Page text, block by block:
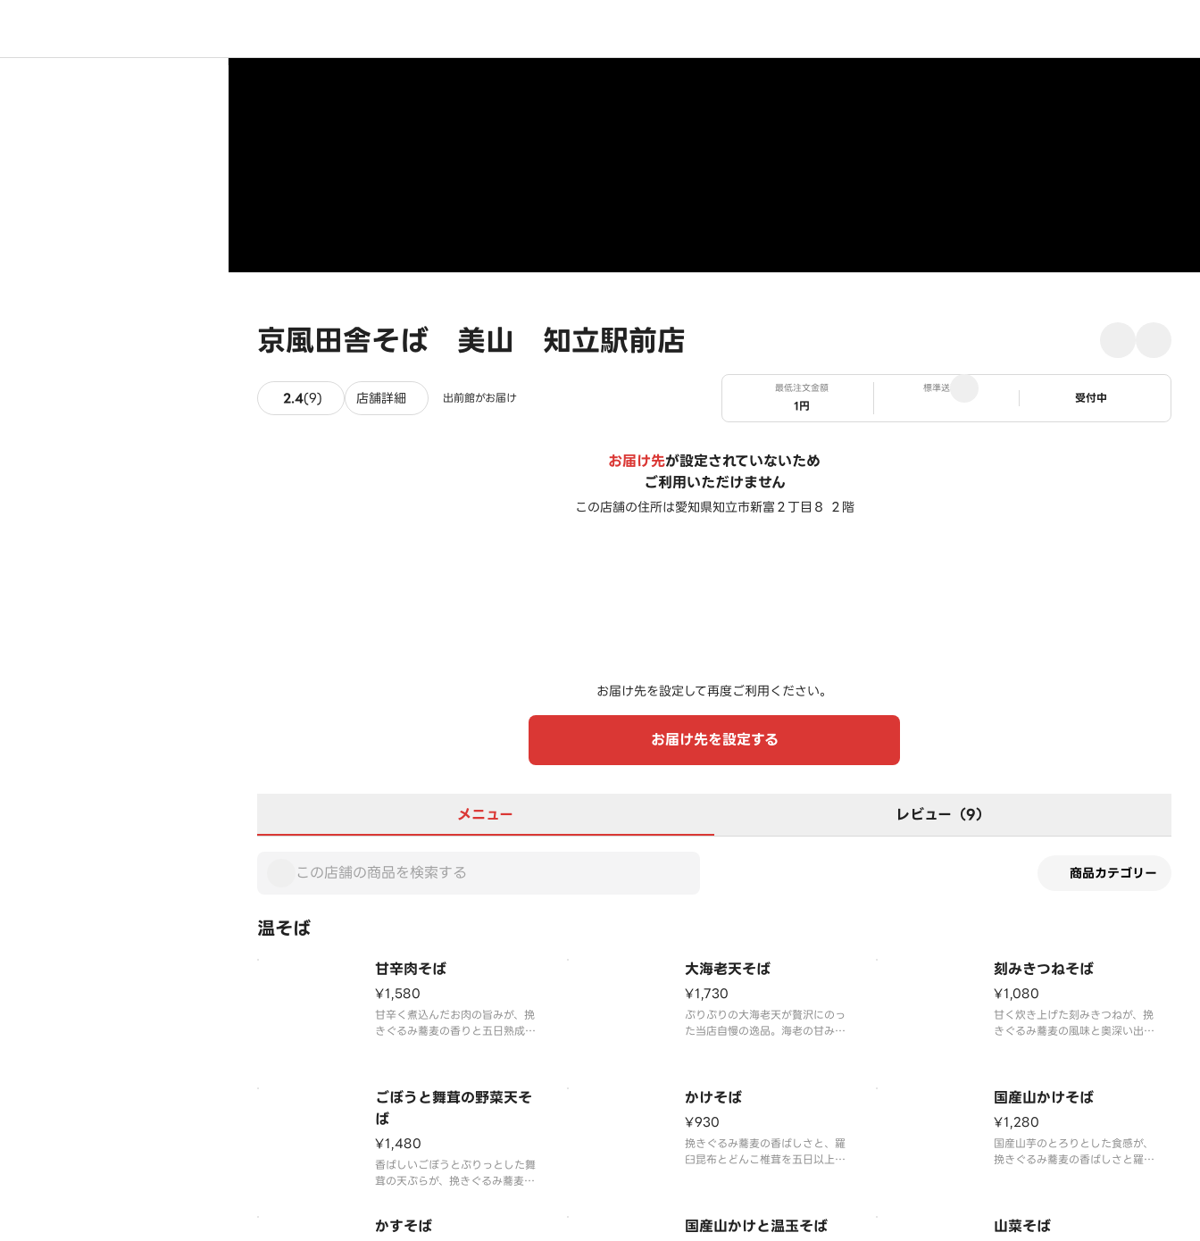
京風田舎そば 美山 知立駅前店
2.4(9) 9件のレビュー
店舗詳細 出前館がお届け
最低注文金額
1円
標準送料
ステータス
受付中
お届け先が設定されていないため
ご利用いただけません
この店舗の住所は愛知県知立市新富２丁目８ ２階
お届け先を設定して再度ご利用ください。
お届け先を設定する
メニュー レビュー（9）
商品カテゴリー
温そば
甘辛肉そば
¥1,580
甘辛く煮込んだお肉の旨みが、挽
きぐるみ蕎麦の香りと五日熟成の
大海老天そば
¥1,730
ぷりぷりの大海老天が贅沢にのっ
た当店自慢の逸品。海老の甘みと
刻みきつねそば
¥1,080
甘く炊き上げた刻みきつねが、挽
きぐるみ蕎麦の風味と奥深い出汁
ごぼうと舞茸の野菜天そ
ば
¥1,480
香ばしいごぼうとぷりっとした舞
茸の天ぷらが、挽きぐるみ蕎麦の
感のある一杯です。
かけそば
¥930
挽きぐるみ蕎麦の香ばしさと、羅
臼昆布とどんこ椎茸を五日以上熟
国産山かけそば
¥1,280
国産山芋のとろりとした食感が、
挽きぐるみ蕎麦の香ばしさと羅臼
かすそば 国産山かけと温玉そば 山菜そば